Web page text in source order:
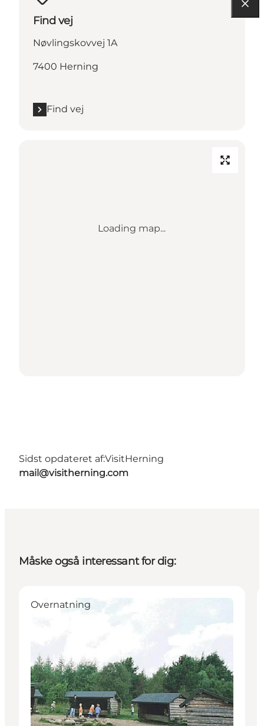
Find vej
Nøvlingskovvej 1A
7400 Herning
Find vej
Loading map...
Sidst opdateret af:VisitHerning
mail@visitherning.com
Måske også interessant for dig:
Overnatning